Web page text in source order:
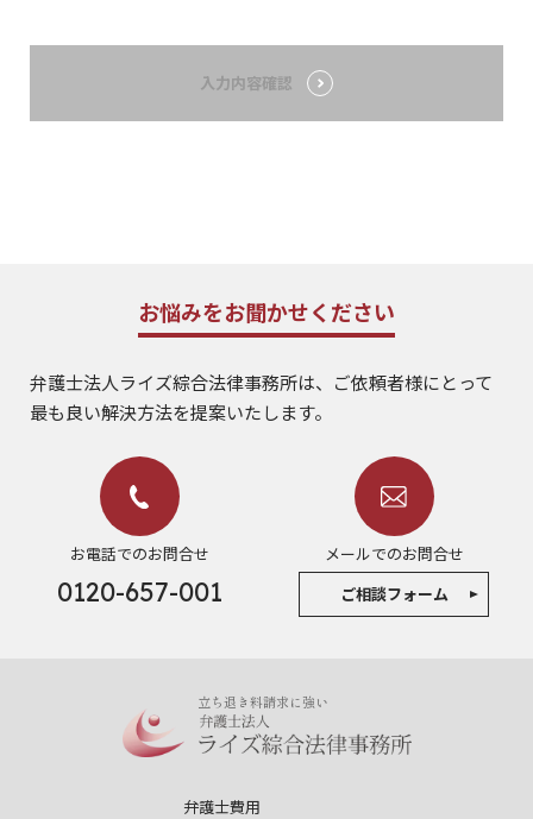
入力内容確認
お悩みをお聞かせください
弁護士法人ライズ綜合法律事務所は、ご依頼者様にとって
最も良い解決方法を提案いたします。
お電話でのお問合せ
0120-657-001
メールでのお問合せ
ご相談フォーム
立ち退き料請求に強い
弁護士費用